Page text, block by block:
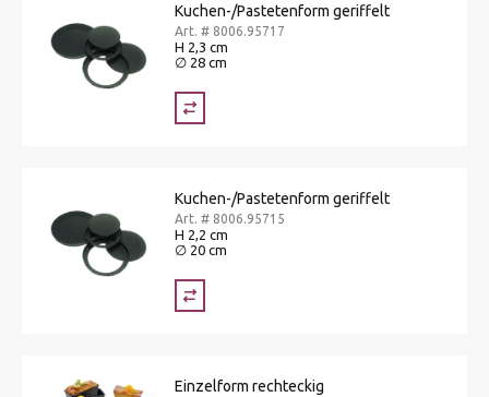
Name A - Z
Kuchen-/Pastetenform geriffelt
Art. # 8006.95717
H 2,3 cm
∅ 28 cm
Kuchen-/Pastetenform geriffelt
Art. # 8006.95715
H 2,2 cm
∅ 20 cm
Einzelform rechteckig